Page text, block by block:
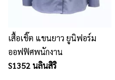
เสื้อเชิ๊ต แขนยาว ยูนิฟอร์ม
ออฟฟิศพนักงาน
S1352 นลินสิริ